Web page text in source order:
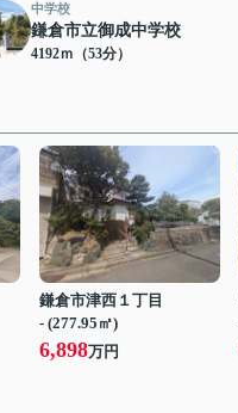
中学校
鎌倉市立御成中学校
4192ｍ（53分）
鎌倉市津西１丁目
- (277.95㎡)
6,898万円